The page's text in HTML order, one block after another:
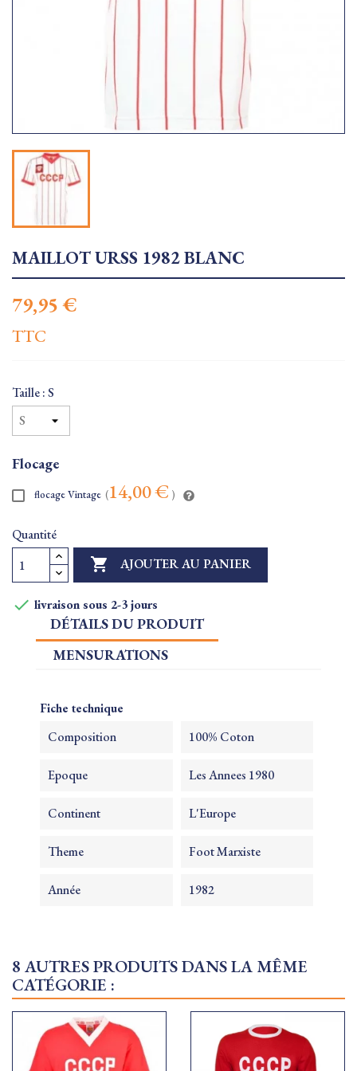
MAILLOT URSS 1982 BLANC
79,95 €
TTC
Taille : S
Flocage
flocage Vintage (14,00 € )
Quantité
 AJOUTER AU PANIER
 livraison sous 2-3 jours
DÉTAILS DU PRODUIT
MENSURATIONS
Fiche technique
Composition 100% Coton
Epoque Les Annees 1980
Continent L'Europe
Theme Foot Marxiste
Année 1982
8 AUTRES PRODUITS DANS LA MÊME
CATÉGORIE :